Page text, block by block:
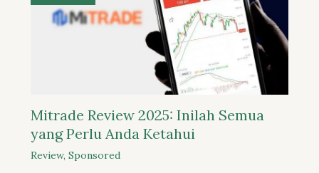
Mitrade Review 2025: Inilah Semua
yang Perlu Anda Ketahui
Review, Sponsored